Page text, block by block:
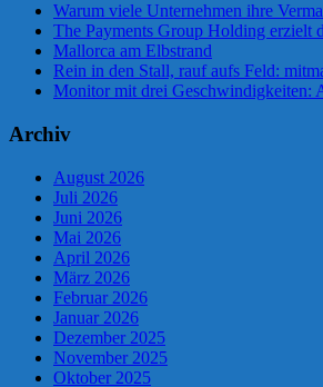
Warum viele Unternehmen ihre
The Payments Group Holding erzielt
Mallorca am Elbstrand
Rein in den Stall, rauf aufs Feld:
Monitor mit drei
Archiv
August 2026
Juli 2026
Juni 2026
Mai 2026
April 2026
März 2026
Februar 2026
Januar 2026
Dezember 2025
November 2025
Oktober 2025